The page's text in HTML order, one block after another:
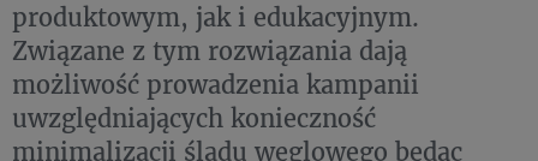
produktowym, jak i edukacyjnym.
Związane z tym rozwiązania dają
możliwość prowadzenia kampanii
uwzględniających konieczność
minimalizacji śladu węglowego będąc